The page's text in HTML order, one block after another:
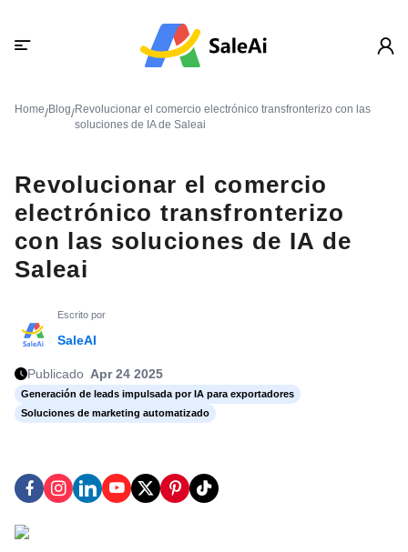
Home/Blog/Revolucionar el comercio electrónico transfronterizo con las
soluciones de IA de Saleai
Revolucionar el comercio
electrónico transfronterizo
con las soluciones de IA de
Saleai
Escrito por
SaleAI
Publicado Apr 24 2025
Generación de leads impulsada por IA para exportadores
Soluciones de marketing automatizado